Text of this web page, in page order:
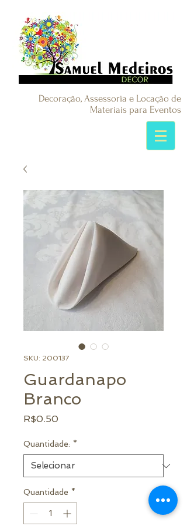
Decoração, Assessoria e Locação de
Materiais para Eventos
SKU: 200137
Guardanapo
Branco
R$0.50
Quantidade: *
Quantidade *